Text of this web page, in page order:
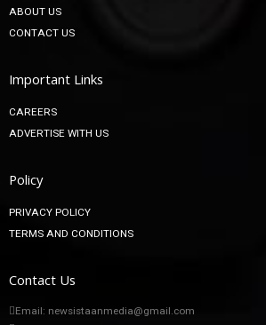
ABOUT US
CONTACT US
Important Links
CAREERS
ADVERTISE WITH US
Policy
PRIVACY POLICY
TERMS AND CONDITIONS
Contact Us
Email: newsistaanmedia@gmail.com